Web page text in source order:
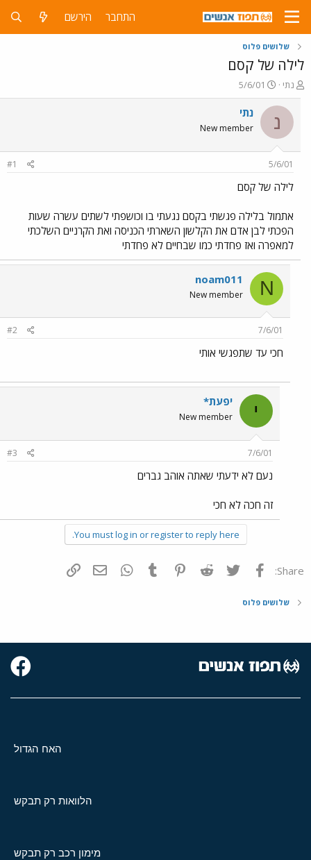
התחבר הירשם
שלושים פלוס
לילה של קסם
פ
ו
ת
ח
ה
ש
א
נתי
פ
ו
ר
ס
ם
ר
5/6/01
נ נתי
New member
5/6/01
#1
לילה של קסם
אתמול בלילה פגשתי בקסם נגעתי בו וכושפתי לשתים עשרה שעות
הפכתי לבן אדם את הקלשון השארתי הכניסה ואת הקרניים השלכתי
למאפרה ואז פחדתי כמו שבחיים לא פחדתי
N
noam011
New member
7/6/01
#2
חכי עד שתפגשי אותי
י יפעת*
New member
7/6/01
#3
נעם לא ידעתי שאתה אוהב גברים
זה חכה לא חכי
You must log in or register to reply here.
Share: פייסבוק Twitter
Reddit
Pinterest
Tumblr
WhatsAppדואר אלקטרוני
שלושים פלוס
האח הגדול
הלוואות רק תבקש
מימון רכב רק תבקש